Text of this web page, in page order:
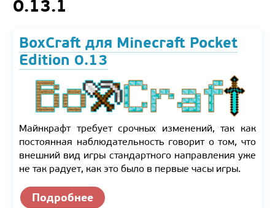
0.13.1
BoxCraft для Minecraft Pocket
Edition 0.13
Майнкрафт требует срочных изменений, так как
постоянная наблюдательность говорит о том, что
внешний вид игры стандартного направления уже
не так радует, как это было в первые часы игры.
Подробнее